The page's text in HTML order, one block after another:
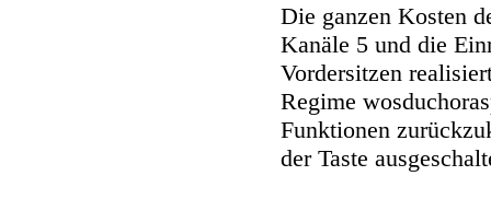
Die ganzen Kosten
Kanäle 5 und die
Vordersitzen
Regime
Funktionen
der Taste